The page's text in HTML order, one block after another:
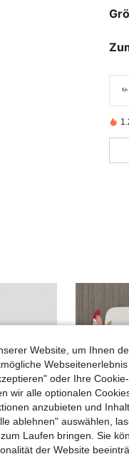
Website, um Ihnen
oder Ihre
wir alle optionalen
anzubieten und
ablehnen" auswählen,
Laufen bringen. Sie
der Website